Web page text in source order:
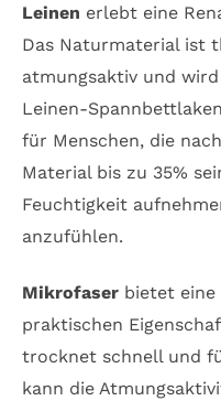
Leinen erlebt eine
Das Naturmaterial ist
atmungsaktiv und
Leinen-
für Menschen, die
Material bis zu 35%
Feuchtigkeit
anzufühlen.
Mikrofaser bietet
praktischen
trocknet schnell und
kann die